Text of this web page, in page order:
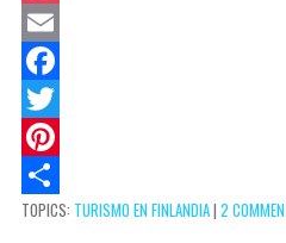
h
a
t
s
A
p
P
o
c
k
e
t
E
m
a
l
F
a
c
e
T
w
i
P
iC
TOPICS: TURISMO EN FINLANDIA| 2